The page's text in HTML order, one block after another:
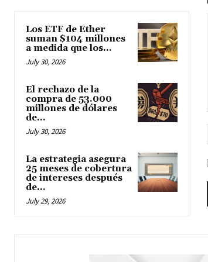
Los ETF de Ether
suman $104 millones
a medida que los...
July 30, 2026
El rechazo de la
compra de 53.000
millones de dólares
de...
July 30, 2026
La estrategia asegura
25 meses de cobertura
de intereses después
de...
July 29, 2026